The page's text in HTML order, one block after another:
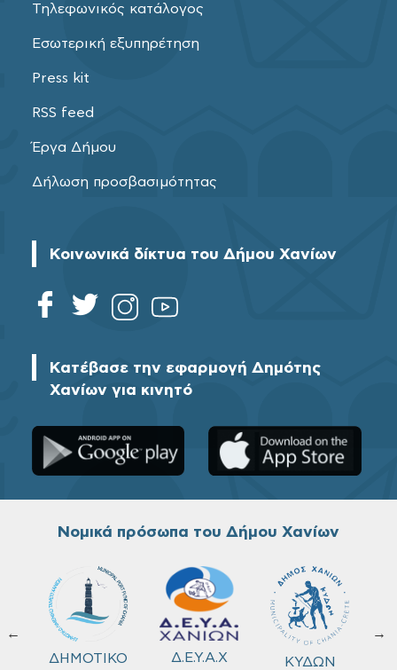
Τηλεφωνικός κατάλογος
Εσωτερική εξυπηρέτηση
Press kit
RSS feed
Έργα Δήμου
Δήλωση προσβασιμότητας
Κοινωνικά δίκτυα του Δήμου Χανίων
Κατέβασε την εφαρμογή Δημότης
Χανίων για κινητό
Νομικά πρόσωπα του Δήμου Χανίων
←
ΔΗΜΟΤΙΚΟ
Δ.Ε.Υ.Α.Χ ΚΥΔΩΝ
→